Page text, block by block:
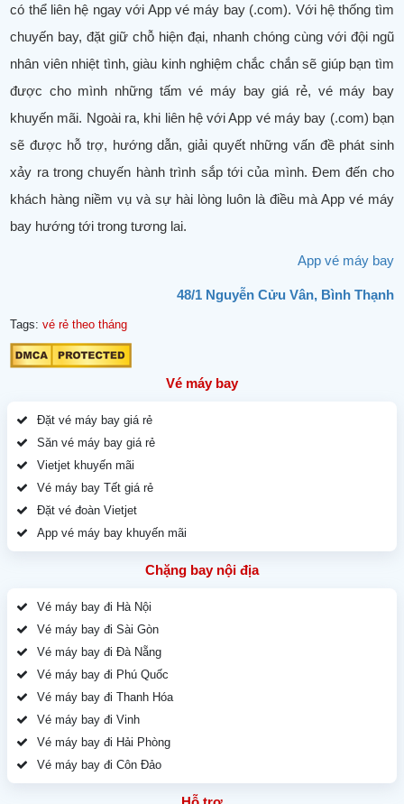
có thể liên hệ ngay với App vé máy bay (.com). Với hệ thống tìm
chuyến bay, đặt giữ chỗ hiện đại, nhanh chóng cùng với đội ngũ
nhân viên nhiệt tình, giàu kinh nghiệm chắc chắn sẽ giúp bạn tìm
được cho mình những tấm vé máy bay giá rẻ, vé máy bay
khuyến mãi. Ngoài ra, khi liên hệ với App vé máy bay (.com) bạn
sẽ được hỗ trợ, hướng dẫn, giải quyết những vấn đề phát sinh
xảy ra trong chuyến hành trình sắp tới của mình. Đem đến cho
khách hàng niềm vụ và sự hài lòng luôn là điều mà App vé máy
bay hướng tới trong tương lai.
App vé máy bay
48/1 Nguyễn Cửu Vân, Bình Thạnh
Tags:vé rẻ theo tháng
Vé máy bay
Đặt vé máy bay giá rẻ
Săn vé máy bay giá rẻ
Vietjet khuyến mãi
Vé máy bay Tết giá rẻ
Đặt vé đoàn Vietjet
App vé máy bay khuyến mãi
Chặng bay nội địa
Vé máy bay đi Hà Nội
Vé máy bay đi Sài Gòn
Vé máy bay đi Đà Nẵng
Vé máy bay đi Phú Quốc
Vé máy bay đi Thanh Hóa
Vé máy bay đi Vinh
Vé máy bay đi Hải Phòng
Vé máy bay đi Côn Đảo